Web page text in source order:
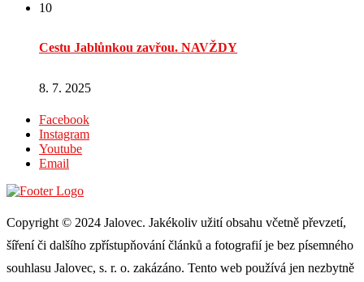
10
Cestu Jablůnkou zavřou. NAVŽDY
8. 7. 2025
Facebook
Instagram
Youtube
Email
Copyright © 2024 Jalovec. Jakékoliv užití obsahu včetně převzetí,
šíření či dalšího zpřístupňování článků a fotografií je bez písemného
souhlasu Jalovec, s. r. o. zakázáno. Tento web používá jen nezbytně